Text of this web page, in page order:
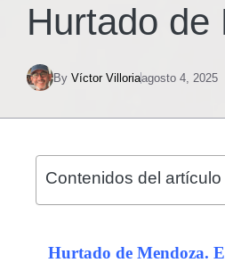
Hurtado de
By Víctor Villoriaagosto 4, 2025
Contenidos del artículo
Hurtado de Mendoza.